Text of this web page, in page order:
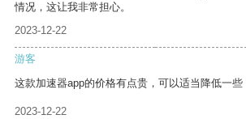
情况，这让我非常担心。
2023-12-22
游客
这款加速器app的价格有点贵，可以适当降低一些
2023-12-22